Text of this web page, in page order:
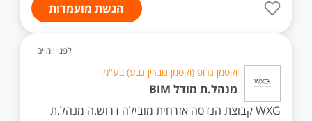
הגשת מועמדות
לפני יומיים
וקסמן גרופ (וקסמן גוברין גבע) בע"מ
מנהל.ת מודל BIM
WXG קבוצת הנדסה אזרחית מובילה דרוש.ה מנהל.ת